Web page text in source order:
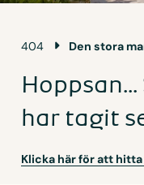
404 Den stora
har tagit
Klicka här för att